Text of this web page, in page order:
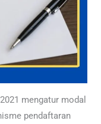
mengatur modal
pendaftaran